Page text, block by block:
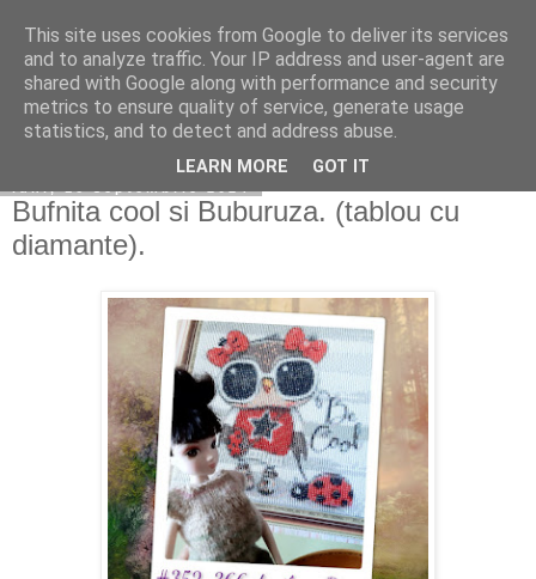
Copilarim
Bufnita cool si Buburuza. (tablou cu
diamante).
This site uses cookies from Google to deliver its services
and to analyze traffic. Your IP address and user-agent are
shared with Google along with performance and security
metrics to ensure quality of service, generate usage
statistics, and to detect and address abuse.
LEARN MORE GOT IT